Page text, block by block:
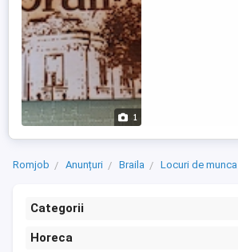
1
Romjob Anunțuri Braila Locuri de munca
Categorii
Horeca